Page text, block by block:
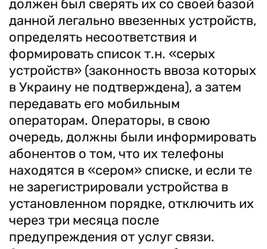
должен был сверять их со своей базой
данной легально ввезенных устройств,
определять несоответствия и
формировать список т.н. «серых
устройств» (законность ввоза которых
в Украину не подтверждена), а затем
передавать его мобильным
операторам. Операторы, в свою
очередь, должны были информировать
абонентов о том, что их телефоны
находятся в «сером» списке, и если те
не зарегистрировали устройства в
установленном порядке, отключить их
через три месяца после
предупреждения от услуг связи.